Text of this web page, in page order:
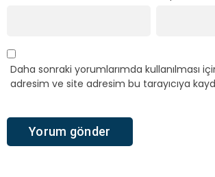
Daha sonraki yorumlarımda kullanılması
adresim ve site adresim bu tarayıcıya